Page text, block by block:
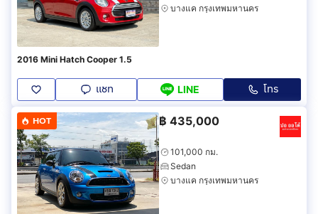
บางแค กรุงเทพมหานคร
2016 Mini Hatch Cooper 1.5
แชท LINE โทร
HOT ฿ 435,000
101,000 กม.
Sedan
บางแค กรุงเทพมหานคร